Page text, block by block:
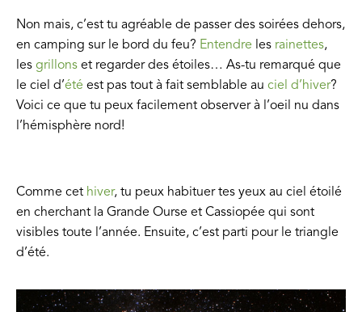
Non mais, c’est tu agréable de passer des soirées dehors,
en camping sur le bord du feu? Entendre les rainettes,
les grillons et regarder des étoiles… As-tu remarqué que
le ciel d’été est pas tout à fait semblable au ciel d’hiver?
Voici ce que tu peux facilement observer à l’oeil nu dans
l’hémisphère nord!
Comme cet hiver, tu peux habituer tes yeux au ciel étoilé
en cherchant la Grande Ourse et Cassiopée qui sont
visibles toute l’année. Ensuite, c’est parti pour le triangle
d’été.